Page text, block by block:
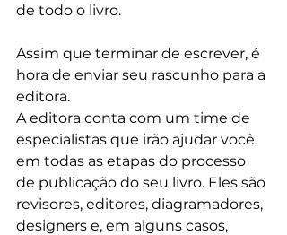
de todo o livro.
Assim que terminar de escrever, é
hora de enviar seu rascunho para a
editora.
A editora conta com um time de
especialistas que irão ajudar você
em todas as etapas do processo
de publicação do seu livro. Eles são
revisores, editores, diagramadores,
designers e, em alguns casos,